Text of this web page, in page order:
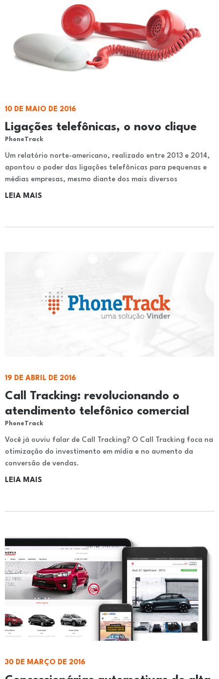
Ligações telefônicas, o novo clique
PhoneTrack
10 DE MAIO DE 2016
Um relatório norte-americano, realizado entre 2013 e 2014,
apontou o poder das ligações telefônicas para pequenas e
médias empresas, mesmo diante dos mais diversos
LEIA MAIS
Call Tracking: revolucionando o
atendimento telefônico comercial
PhoneTrack
19 DE ABRIL DE 2016
Você já ouviu falar de Call Tracking? O Call Tracking foca na
otimização do investimento em mídia e no aumento da
conversão de vendas.
LEIA MAIS
30 DE MARÇO DE 2016